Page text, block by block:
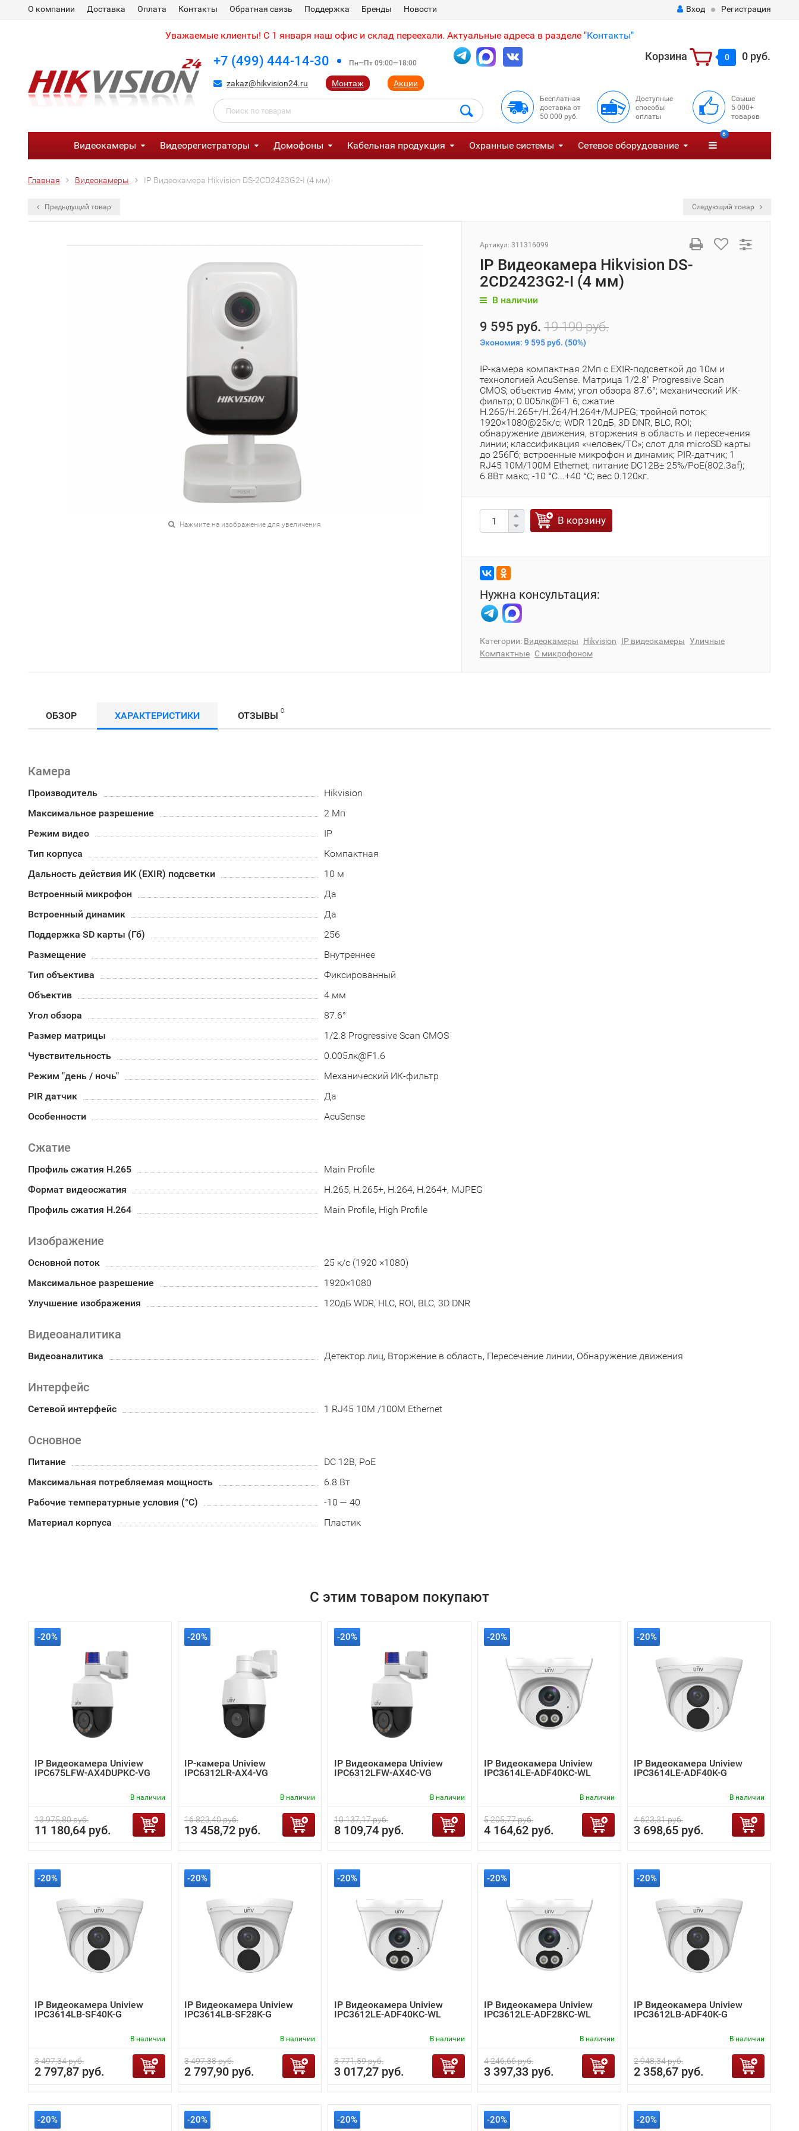
О компании Доставка Оплата Контакты Обратная связь Поддержка Бренды Новости Вход Регистрация
Уважаемые клиенты! С 1 января наш офис и склад переехали. Актуальные адреса в разделе "Контакты"
+7 (499) 444-14-30 Пн—Пт 09:00—18:00
zakaz@hikvision24.ru Монтаж Акции
Корзина 0 0 руб.
Бесплатная
доставка от
50 000 руб.
Доступные
способы
оплаты
Свыше
5 000+
товаров
Видеокамеры Видеорегистраторы Домофоны Кабельная продукция Охранные системы Сетевое оборудование
6
Главная Видеокамеры IP Видеокамера Hikvision DS-2CD2423G2-I (4 мм)
Предыдущий товар Следующий товар
Нажмите на изображение для увеличения
Артикул: 311316099
IP Видеокамера Hikvision DS-
2CD2423G2-I (4 мм)
В наличии
9 595 руб. 19 190 руб.
Экономия: 9 595 руб. (50%)
IP-камера компактная 2Мп с EXIR-подсветкой до 10м и
технологией AcuSense. Матрица 1/2.8" Progressive Scan
CMOS; объектив 4мм; угол обзора 87.6°; механический ИК-
фильтр; 0.005лк@F1.6; сжатие
H.265/H.265+/H.264/H.264+/MJPEG; тройной поток;
1920×1080@25к/с; WDR 120дБ, 3D DNR, BLC, ROI;
обнаружение движения, вторжения в область и пересечения
линии; классификация «человек/ТС»; слот для microSD карты
до 256Гб; встроенные микрофон и динамик; PIR-датчик; 1
RJ45 10M/100M Ethernet; питание DC12В± 25%/PoE(802.3af);
6.8Вт макс; -10 °C...+40 °C; вес 0.120кг.
В корзину
Нужна консультация:
Категории: Видеокамеры Hikvision IP видеокамеры Уличные
Компактные С микрофоном
ОБЗОР ХАРАКТЕРИСТИКИ ОТЗЫВЫ 0
Камера
Производитель
Hikvision
Максимальное разрешение
2 Мп
Режим видео
IP
Тип корпуса
Компактная
Дальность действия ИК (EXIR) подсветки
10 м
Встроенный микрофон
Да
Встроенный динамик
Да
Поддержка SD карты (Гб)
256
Размещение
Внутреннее
Тип объектива
Фиксированный
Объектив
4 мм
Угол обзора
87.6°
Размер матрицы
1/2.8 Progressive Scan CMOS
Чувствительность
0.005лк@F1.6
Режим "день / ночь"
Механический ИК-фильтр
PIR датчик
Да
Особенности
AcuSense
Сжатие
Профиль сжатия H.265
Main Profile
Формат видеосжатия
H.265, H.265+, H.264, H.264+, MJPEG
Профиль сжатия H.264
Main Profile, High Profile
Изображение
Основной поток
25 к/с (1920 ×1080)
Максимальное разрешение
1920×1080
Улучшение изображения
120дБ WDR, HLC, ROI, BLC, 3D DNR
Видеоаналитика
Видеоаналитика Детектор лиц, Вторжение в область, Пересечение линии, Обнаружение движения
Интерфейс
Сетевой интерфейс 1 RJ45 10M /100M Ethernet
Основное
Питание
DC 12В, PoE
Максимальная потребляемая мощность
6.8 Вт
Рабочие температурные условия (°С)
-10 — 40
Материал корпуса
Пластик
С этим товаром покупают
-20%
IP Видеокамера Uniview
IPC675LFW-AX4DUPKC-VG
В наличии
13 975,80 руб.
11 180,64 руб.
-20%
IP-камера Uniview
IPC6312LR-AX4-VG
В наличии
16 823,40 руб.
13 458,72 руб.
-20%
IP Видеокамера Uniview
IPC6312LFW-AX4C-VG
В наличии
10 137,17 руб.
8 109,74 руб.
-20%
IP Видеокамера Uniview
IPC3614LE-ADF40KC-WL
В наличии
5 205,77 руб.
4 164,62 руб.
-20%
IP Видеокамера Uniview
IPC3614LE-ADF40K-G
В наличии
4 623,31 руб.
3 698,65 руб.
-20%
IP Видеокамера Uniview
IPC3614LB-SF40K-G
В наличии
3 497,34 руб.
2 797,87 руб.
-20%
IP Видеокамера Uniview
IPC3614LB-SF28K-G
В наличии
3 497,38 руб.
2 797,90 руб.
-20%
IP Видеокамера Uniview
IPC3612LE-ADF40KC-WL
В наличии
3 771,59 руб.
3 017,27 руб.
-20%
IP Видеокамера Uniview
IPC3612LE-ADF28KC-WL
В наличии
4 246,66 руб.
3 397,33 руб.
-20%
IP Видеокамера Uniview
IPC3612LB-ADF40K-G
В наличии
2 948,34 руб.
2 358,67 руб.
-20% -20% -20% -20% -20%